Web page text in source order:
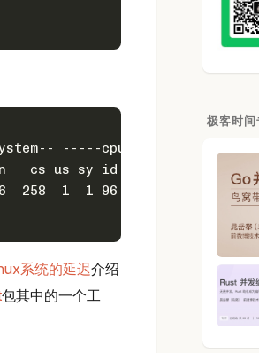
-----cpu-----
us sy id wa st
系统的延迟介绍
包其中的一个工
极客时间